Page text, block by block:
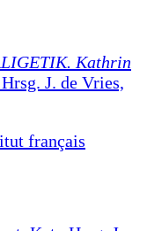
Kathrin
J. de Vries,
français